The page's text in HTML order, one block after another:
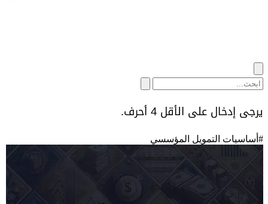
يرجى إدخال على الأقل 4 أحرف.
# أساسيات التمويل المؤسسي